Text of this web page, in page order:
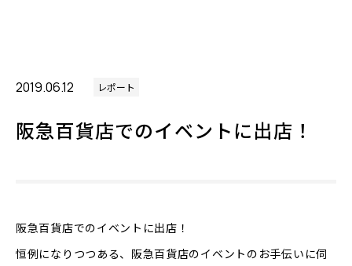
2019.06.12 レポート
阪急百貨店でのイベントに出店！
阪急百貨店でのイベントに出店！
恒例になりつつある、阪急百貨店のイベントのお手伝いに伺